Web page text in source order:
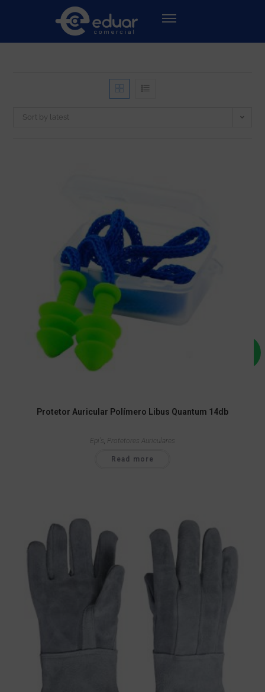
Sort by latest
Protetor Auricular Polímero Libus Quantum 14db
Epi's , Protetores Auriculares
Read more